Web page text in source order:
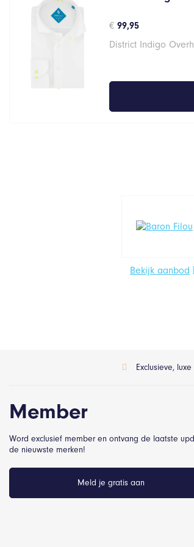
€ 99,95
District Indigo
Bekijk aanbod
Exclusieve,
Member
Word exclusief member en ontvang de laatste
de nieuwste merken!
Meld je gratis aan